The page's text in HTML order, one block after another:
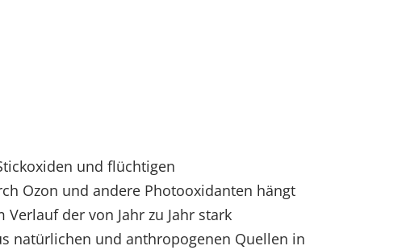
und flüchtigen
Ozon und andere Photooxidanten hängt
der von Jahr zu Jahr stark
natürlichen und anthropogenen Quellen in